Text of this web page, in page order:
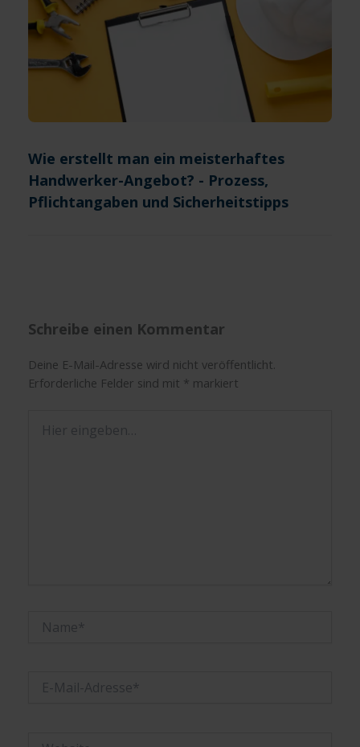
Wie erstellt man ein meisterhaftes
Handwerker-Angebot? - Prozess,
Pflichtangaben und Sicherheitstipps
Schreibe einen Kommentar
Deine E-Mail-Adresse wird nicht veröffentlicht.
Erforderliche Felder sind mit * markiert
eingeben…
Mail-